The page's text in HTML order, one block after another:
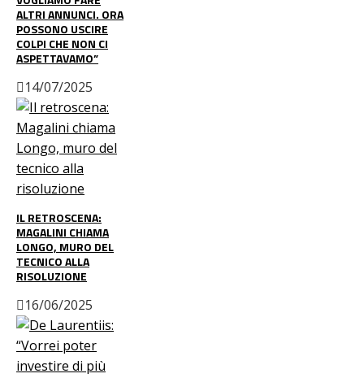
ALTRI ANNUNCI. ORA
POSSONO USCIRE
COLPI CHE NON CI
ASPETTAVAMO”
14/07/2025
IL RETROSCENA:
MAGALINI CHIAMA
LONGO, MURO DEL
TECNICO ALLA
RISOLUZIONE
16/06/2025